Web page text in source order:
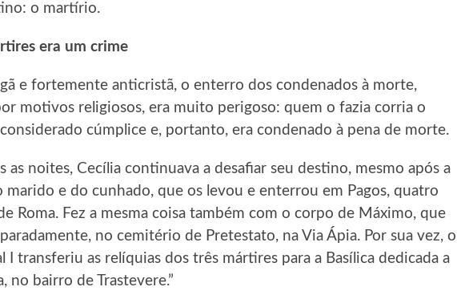
o martírio.
era um crime
e fortemente anticristã, o enterro dos condenados à morte,
motivos religiosos, era muito perigoso: quem o fazia corria o
cúmplice e, portanto, era condenado à pena de morte.
as noites, Cecília continuava a desafiar seu destino, mesmo após a
marido e do cunhado, que os levou e enterrou em Pagos, quatro
Roma. Fez a mesma coisa também com o corpo de Máximo, que
no cemitério de Pretestato, na Via Ápia. Por sua vez, o
I transferiu as relíquias dos três mártires para a Basílica dedicada a
no bairro de Trastevere.”